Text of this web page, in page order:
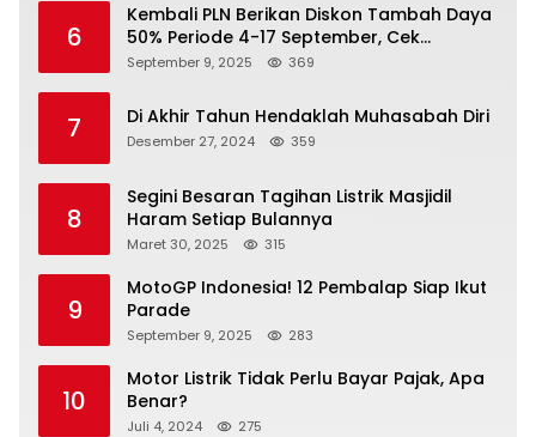
6
Kembali PLN Berikan Diskon Tambah Daya
50% Periode 4-17 September, Cek
Ketentuannya!
September 9, 2025 369
7 Di Akhir Tahun Hendaklah Muhasabah Diri
Desember 27, 2024 359
8
Segini Besaran Tagihan Listrik Masjidil
Haram Setiap Bulannya
Maret 30, 2025 315
9
MotoGP Indonesia! 12 Pembalap Siap Ikut
Parade
September 9, 2025 283
10
Motor Listrik Tidak Perlu Bayar Pajak, Apa
Benar?
Juli 4, 2024 275